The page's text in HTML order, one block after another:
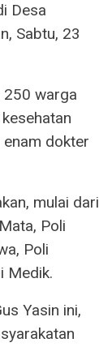
Desa
Sabtu, 23
250 warga
dokter
mulai dari
Poli
Poli
Medik.
Yasin ini,